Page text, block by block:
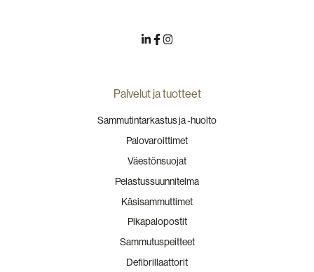
Palvelut ja tuotteet
Sammutintarkastus ja -huolto
Palovaroittimet
Väestönsuojat
Pelastussuunnitelma
Käsisammuttimet
Pikapalopostit
Sammutuspeitteet
Defibrillaattorit